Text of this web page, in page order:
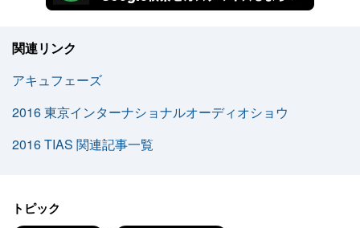
関連リンク
アキュフェーズ
2016 東京インターナショナルオーディオショウ
2016 TIAS 関連記事一覧
トピック